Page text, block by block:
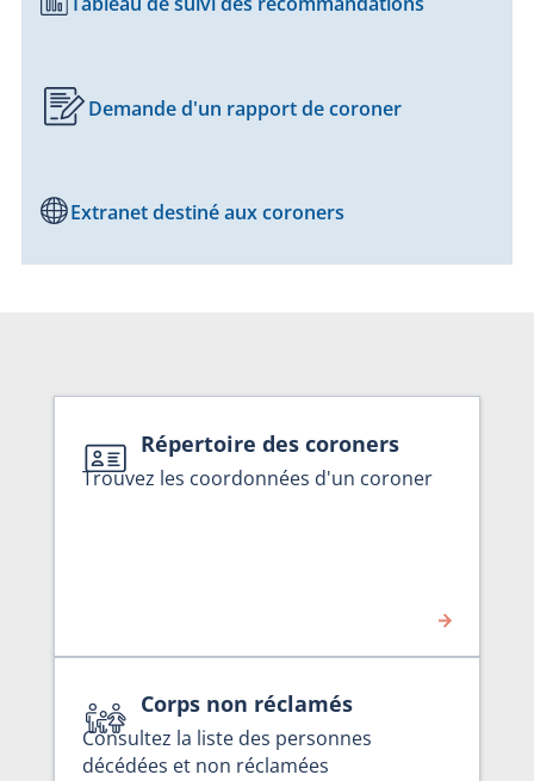
Demande d'un rapport de coroner
Extranet destiné aux coroners
Répertoire des coroners
Trouvez les coordonnées d'un coroner
Corps non réclamés
Consultez la liste des personnes
décédées et non réclamées